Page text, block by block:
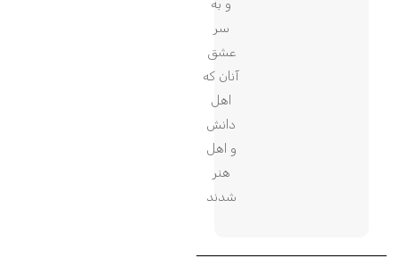
و به
سر
عشق
آنان که
اهل
دانش
و اهل
هنر
شدند